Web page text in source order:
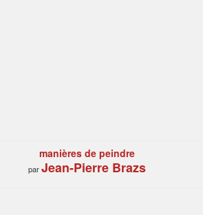
manières de peindre
parJean-Pierre Brazs